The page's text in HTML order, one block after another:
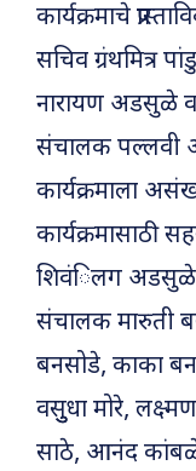
कार्यक्रमाचे
सचिव ग्रंथमित्र
नारायण अडसुळे व
संचालक पल्लवी
कार्यक्रमाला
कार्यक्रमासाठी
शिवंिलग
संचालक मारुती
बनसोडे, काका
वसुुधा मोरे,
साठे, आनंद कांबळे,